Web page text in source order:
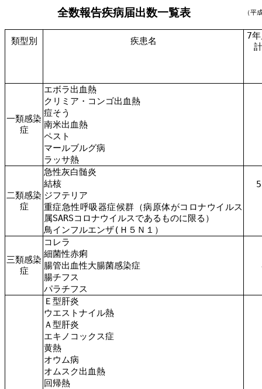
全数報告疾病届出数一覧表 （平
類型別 疾患名
7
計
一類感染
症
エボラ出血熱
クリミア・コンゴ出血熱
痘そう
南米出血熱
ペスト
マールブルグ病
ラッサ熱
二類感染
症
急性灰白髄炎
結核
ジフテリア
重症急性呼吸器症候群（病原体がコロナウイルス
属SARSコロナウイルスであるものに限る）
鳥インフルエンザ(Ｈ５Ｎ１）
三類感染
症
コレラ
細菌性赤痢
腸管出血性大腸菌感染症
腸チフス
パラチフス
Ｅ型肝炎
ウエストナイル熱
Ａ型肝炎
エキノコックス症
黄熱
オウム病
オムスク出血熱
回帰熱